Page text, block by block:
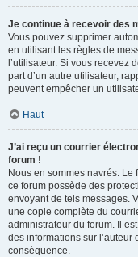
Je continue à recevoir des
Vous pouvez supprimer
en utilisant les règles de
l’utilisateur. Si vous recevez
part d’un autre utilisateur,
peuvent empêcher un
Haut
J’ai reçu un courrier
forum !
Nous en sommes navrés.
ce forum possède des
envoyant de tels messages.
une copie complète du
administrateur du forum. Il
des informations sur
conséquence.